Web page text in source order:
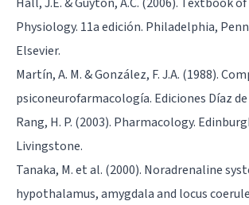
Physiology. 11a edición. Philadelphia,
Elsevier.
Martín, A. M. & González, F. J.A. (1988).
psiconeurofarmacología. Ediciones Díaz
Rang, H. P. (2003). Pharmacology.
Livingstone.
Tanaka, M. et al. (2000). Noradrenaline
hypothalamus, amygdala and locus